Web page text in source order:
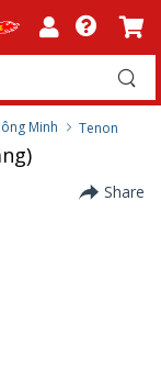
Minh Tenon
Share